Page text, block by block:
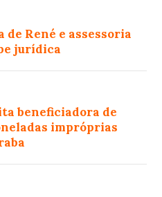
de René e assessoria
jurídica
beneficiadora de
impróprias